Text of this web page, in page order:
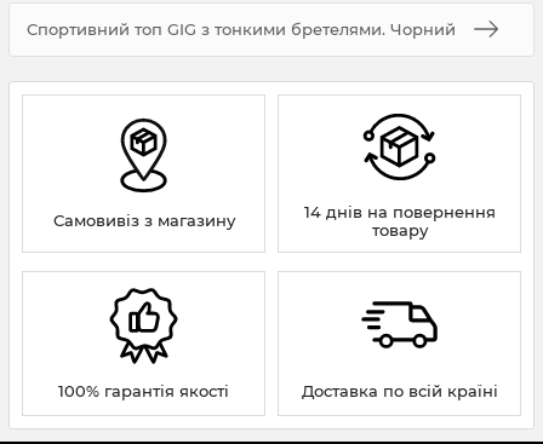
Спортивний топ GIG з тонкими бретелями. Чорний
Самовивіз з магазину
14 днів на повернення
товару
100% гарантія якості Доставка по всій країні